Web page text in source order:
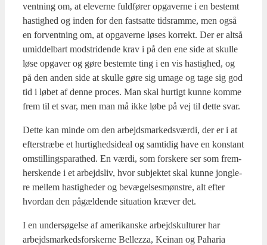
vent­ning om, at ele­ver­ne fuld­fø­rer opga­ver­ne i en bestemt
hastig­hed og inden for den fast­sat­te tids­ram­me, men også
en for­vent­ning om, at opga­ver­ne løses kor­rekt. Der er alt­så
umid­del­bart mod­stri­den­de krav i på den ene side at skul­le
løse opga­ver og gøre bestem­te ting i en vis hastig­hed, og
på den anden side at skul­le gøre sig uma­ge og tage sig god
tid i løbet af den­ne pro­ces. Man skal hur­tigt kun­ne kom­me
frem til et svar, men man må ikke løbe på vej til det­te svar.
Det­te kan min­de om den arbejds­mar­keds­vær­di, der er i at
efter­stræ­be et hur­tig­heds­i­de­al og sam­ti­dig have en kon­stant
omstil­lings­pa­rat­hed. En vær­di, som for­ske­re ser som frem­
her­sken­de i et arbejds­liv, hvor sub­jek­tet skal kun­ne jong­le­
re mel­lem hastig­he­der og bevæ­gel­ses­møn­stre, alt efter
hvor­dan den pågæl­den­de situ­a­tion kræ­ver det.
I en under­sø­gel­se af ame­ri­kan­ske arbejds­kul­tu­rer har
arbejds­mar­keds­for­sker­ne Bel­lezza, Kei­nan og Paha­ria